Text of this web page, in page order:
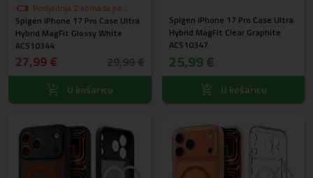
Posljednja 2 komada po
akcijskoj cijeni
Spigen iPhone 17 Pro Case Ultra
Hybrid MagFit Glossy White
ACS10344
27,99 €
U košaricu
Spigen iPhone 17 Pro Case Ultra
Hybrid MagFit Clear Graphite
ACS10347
25,99 €
U košaricu